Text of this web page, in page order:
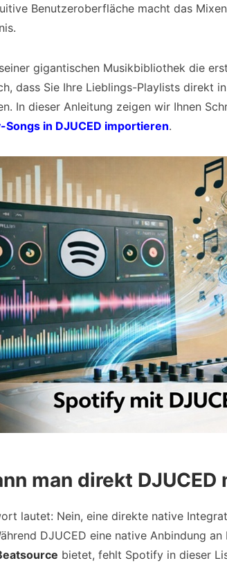
Benutzeroberfläche macht das
gigantischen Musikbibliothek die
dass Sie Ihre Lieblings-Playlists direkt
In dieser Anleitung zeigen wir Ihnen
Songs in DJUCED importieren.
man direkt
lautet: Nein, eine direkte native
DJUCED eine native Anbindung an
bietet, fehlt Spotify in dieser